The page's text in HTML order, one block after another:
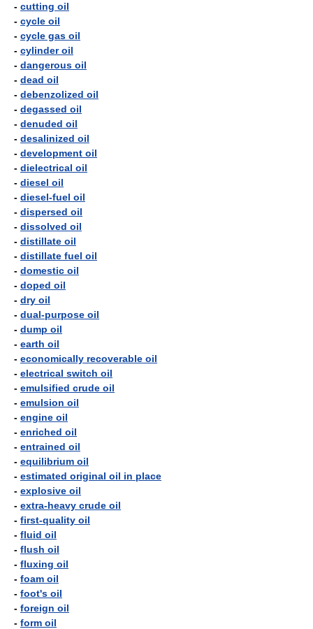
- cutting oil
- cycle oil
- cycle gas oil
- cylinder oil
- dangerous oil
- dead oil
- debenzolized oil
- degassed oil
- denuded oil
- desalinized oil
- development oil
- dielectrical oil
- diesel oil
- diesel-fuel oil
- dispersed oil
- dissolved oil
- distillate oil
- distillate fuel oil
- domestic oil
- doped oil
- dry oil
- dual-purpose oil
- dump oil
- earth oil
- economically recoverable oil
- electrical switch oil
- emulsified crude oil
- emulsion oil
- engine oil
- enriched oil
- entrained oil
- equilibrium oil
- estimated original oil in place
- explosive oil
- extra-heavy crude oil
- first-quality oil
- fluid oil
- flush oil
- fluxing oil
- foam oil
- foot's oil
- foreign oil
- form oil